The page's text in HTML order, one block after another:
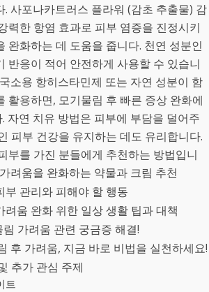
. 사포나카트러스 플라워 (감초 추출물) 감
력한 항염 효과로 피부 염증을 진정시키
완화하는 데 도움을 줍니다. 천연 성분인
반응이 적어 안전하게 사용할 수 있습니
소용 항히스타민제 또는 자연 성분이 함
활용하면, 모기물림 후 빠른 증상 완화에
자연 치유 방법은 피부에 부담을 덜어주
피부 건강을 유지하는 데도 유리합니다.
부를 가진 분들에게 추천하는 방법입니
려움을 완화하는 약물과 크림 추천
부 관리와 피해야 할 행동
려움 완화 위한 일상 생활 팁과 대책
가려움 관련 궁금증 해결!
후 가려움, 지금 바로 비법을 실천하세요!
추가 관심 주제
트